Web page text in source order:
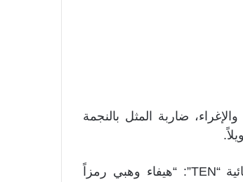
ضاربة المثل بالنجمة
وأضافت رانيا، في حوارها مع برنامج “مصارعة حرة “، على فضائية “TEN”: “هيفاء وهبي رمزاً